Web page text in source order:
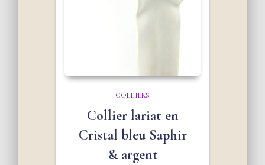
COLLIERS
Collier lariat en
Cristal bleu Saphir
& argent